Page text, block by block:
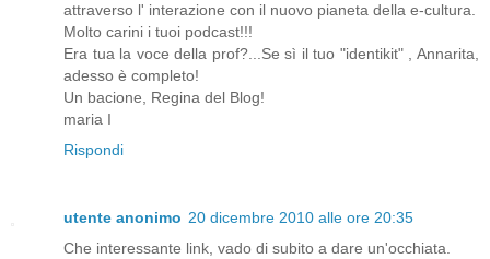
attraverso l' interazione con il nuovo pianeta della e-cultura.
Molto carini i tuoi podcast!!!
Era tua la voce della prof?...Se sì il tuo "identikit" , Annarita,
adesso è completo!
Un bacione, Regina del Blog!
maria I
Rispondi
utente anonimo 20 dicembre 2010 alle ore 20:35
Che interessante link, vado di subito a dare un'occhiata.